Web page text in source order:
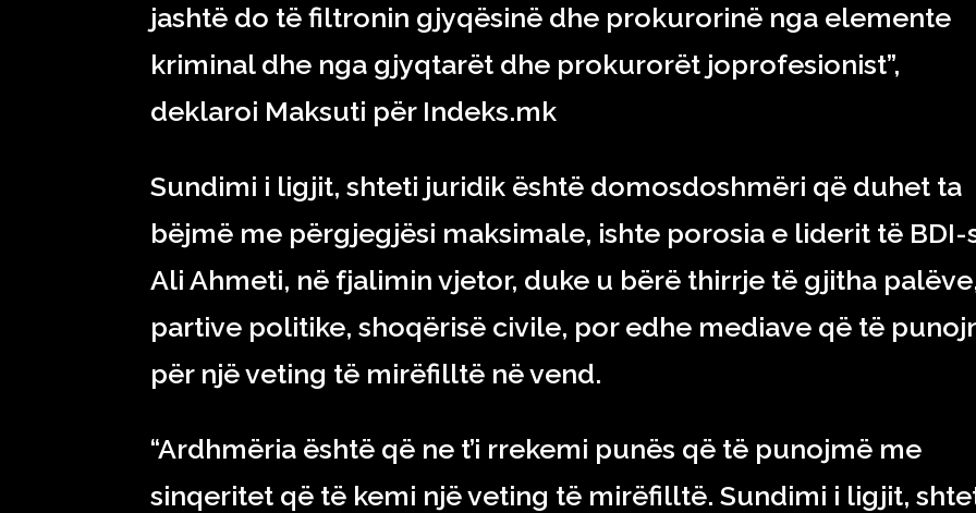
jashtë do të filtronin gjyqësinë dhe prokurorinë nga elemente
kriminal dhe nga gjyqtarët dhe prokurorët joprofesionist”,
deklaroi Maksuti për Indeks.mk
Sundimi i ligjit, shteti juridik është domosdoshmëri që duhet ta
bëjmë me përgjegjësi maksimale, ishte porosia e liderit të BDI-
Ali Ahmeti, në fjalimin vjetor, duke u bërë thirrje të gjitha
partive politike, shoqërisë civile, por edhe mediave që të
për një veting të mirëfilltë në vend.
“Ardhmëria është që ne t’i rrekemi punës që të punojmë me
sinqeritet që të kemi një veting të mirëfilltë. Sundimi i ligjit,